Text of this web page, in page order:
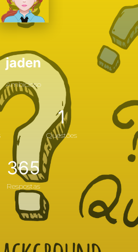
jaden
Ambicioso
1
Questões
365
Respostas